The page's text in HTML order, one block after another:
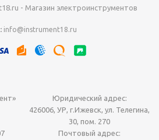
- Магазин электроинструментов
info@instrument18.ru
Юридический адрес:
426006, УР, г.Ижевск, ул. Телегина,
30, пом. 270
Почтовый адрес: